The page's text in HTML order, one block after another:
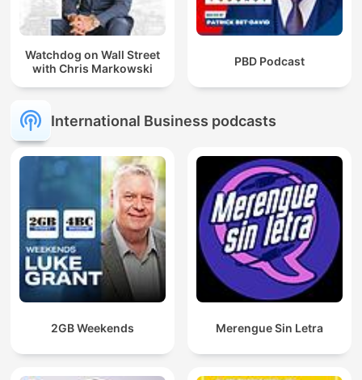
Watchdog on Wall Street
with Chris Markowski
PBD Podcast
International Business podcasts
2GB Weekends Merengue Sin Letra